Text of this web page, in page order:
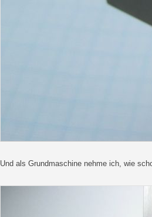
Und als Grundmaschine nehme ich, wie